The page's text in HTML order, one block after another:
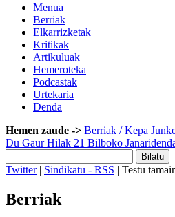
Menua
Berriak
Elkarrizketak
Kritikak
Artikuluak
Hemeroteka
Podcastak
Urtekaria
Denda
Hemen zaude -> Berriak / Kepa
Du Gaur Hilak 21 Bilboko
Twitter| Sindikatu - RSS | Testu
Berriak